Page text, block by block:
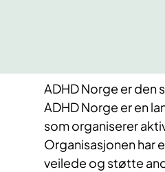
ADHD Norge er den
ADHD Norge er en
som organiserer
Organisasjonen har
veilede og støtte